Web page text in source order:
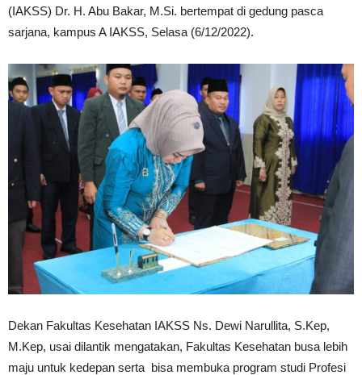
(IAKSS) Dr. H. Abu Bakar, M.Si. bertempat di gedung pasca
sarjana, kampus A IAKSS, Selasa (6/12/2022).
Dekan Fakultas Kesehatan IAKSS Ns. Dewi Narullita, S.Kep,
M.Kep, usai dilantik mengatakan, Fakultas Kesehatan busa lebih
maju untuk kedepan serta bisa membuka program studi Profesi